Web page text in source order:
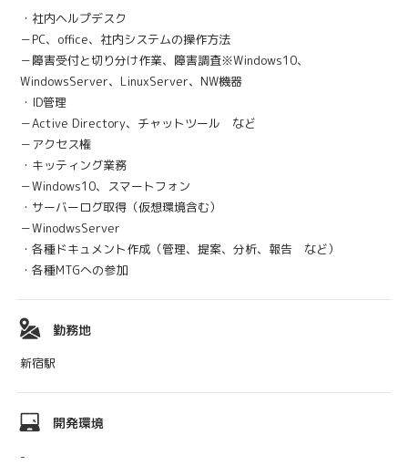
・社内ヘルプデスク
－PC、office、社内システムの操作方法
－障害受付と切り分け作業、障害調査※Windows10、
WindowsServer、LinuxServer、NW機器
・ID管理
－Active Directory、チャットツール など
－アクセス権
・キッティング業務
－Windows10、スマートフォン
・サーバーログ取得（仮想環境含む）
－WinodwsServer
・各種ドキュメント作成（管理、提案、分析、報告 など）
・各種MTGへの参加
勤務地
新宿駅
開発環境
-